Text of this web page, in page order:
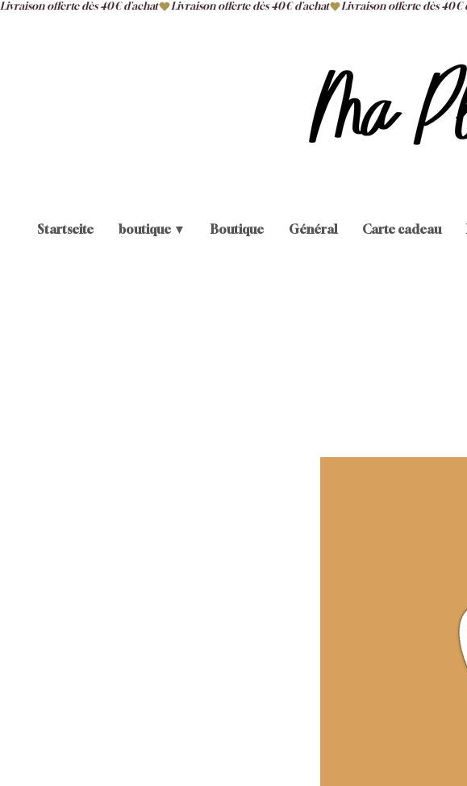
Livraison offerte dès 40€ d'achat
Startseite boutique ▼ Boutique Général Carte cadeau